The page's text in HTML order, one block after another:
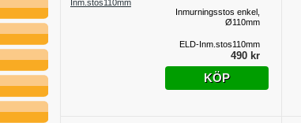
Inmurningsstos enkel,
Ø110mm
ELD-Inm.stos110mm
490 kr
KÖP